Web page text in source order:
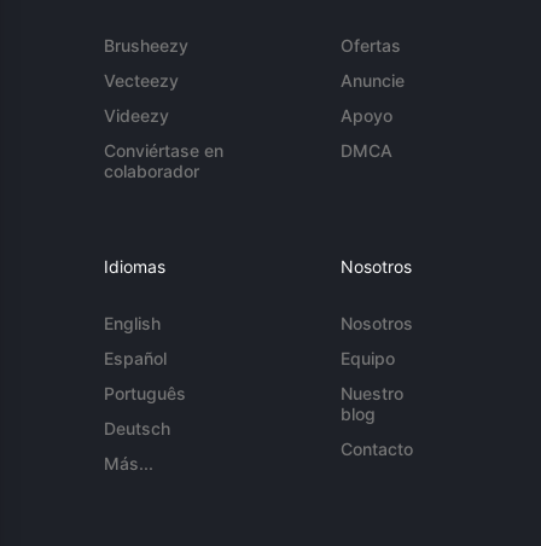
Brusheezy
Vecteezy
Videezy
Conviértase en
colaborador
Ofertas
Anuncie
Apoyo
DMCA
Idiomas
English
Español
Português
Deutsch
Más...
Nosotros
Nosotros
Equipo
Nuestro
blog
Contacto